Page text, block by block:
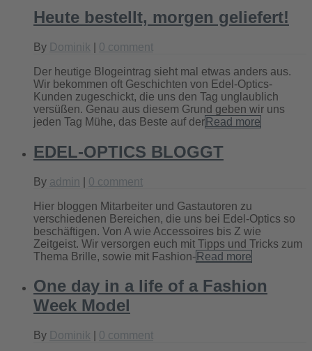
Heute bestellt, morgen geliefert!
By Dominik 0 comment
Der heutige Blogeintrag sieht mal etwas anders aus.
Wir bekommen oft Geschichten von Edel-Optics-
Kunden zugeschickt, die uns den Tag unglaublich
versüßen. Genau aus diesem Grund geben wir uns
jeden Tag Mühe, das Beste auf der Read more
EDEL-OPTICS BLOGGT
By admin 0 comment
Hier bloggen Mitarbeiter und Gastautoren zu
verschiedenen Bereichen, die uns bei Edel-Optics so
beschäftigen. Von A wie Accessoires bis Z wie
Zeitgeist. Wir versorgen euch mit Tipps und Tricks zum
Thema Brille, sowie mit Fashion- Read more
One day in a life of a Fashion
Week Model
By Dominik 0 comment